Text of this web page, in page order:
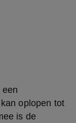
oplopen tot
is de